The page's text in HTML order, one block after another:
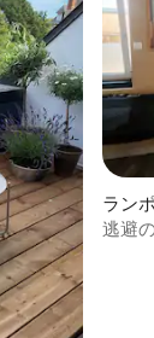
ラン
マン
逃避